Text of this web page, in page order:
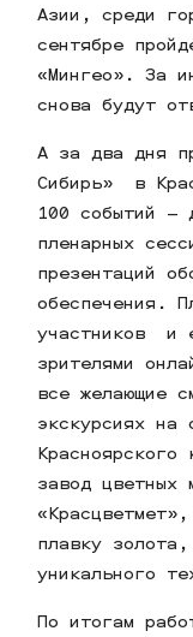
Азии, среди
сентябре
«Мингео». За
снова будут
А за два дня
Сибирь» в
100 событий –
пленарных
презентаций
обеспечения.
участников и
зрителями
все желающие
экскурсиях на
завод
плавку
уникального
По итогам